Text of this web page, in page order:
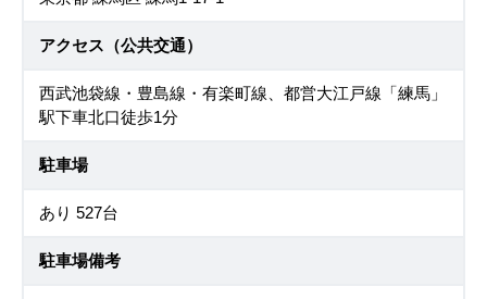
アクセス（公共交通）
西武池袋線・豊島線・有楽町線、都営大江戸線「練馬」
駅下車北口徒歩1分
駐車場
あり 527台
駐車場備考